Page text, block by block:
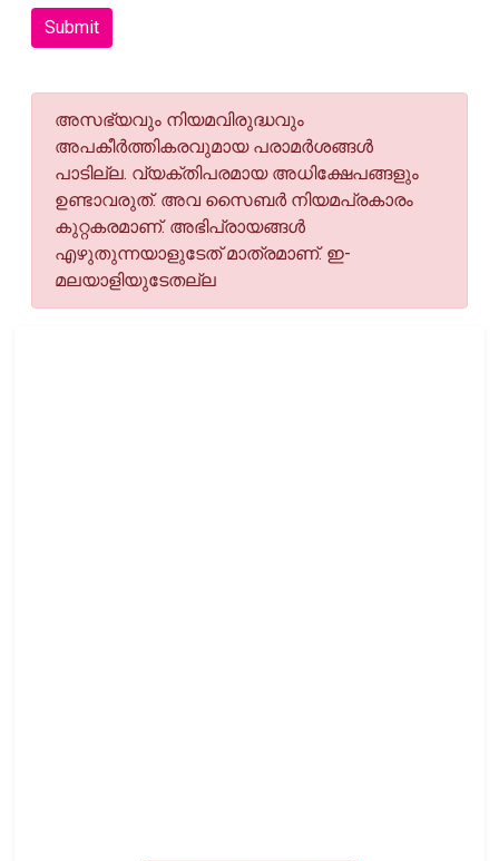
Submit
അസഭ്യവും നിയമവിരുദ്ധവും
അപകീര്‍ത്തികരവുമായ പരാമര്‍ശങ്ങള്‍
പാടില്ല. വ്യക്തിപരമായ അധിക്ഷേപങ്ങളും
ഉണ്ടാവരുത്. അവ സൈബര്‍ നിയമപ്രകാരം
കുറ്റകരമാണ്. അഭിപ്രായങ്ങള്‍
എഴുതുന്നയാളുടേത് മാത്രമാണ്. ഇ-
മലയാളിയുടേതല്ല